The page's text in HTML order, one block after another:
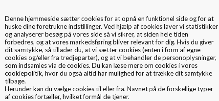
Denne hjemmeside sætter cookies for at opnå en funktionel side og for at
huske dine foretrukne indstillinger. Ved hjælp af cookies laver vi statistikker
og analyserer besøg på vores side så vi sikrer, at siden hele tiden
forbedres, og at vores markedsføring bliver relevant for dig. Hvis du giver
dit samtykke, så tillader du, at vi sætter cookies (enten i form af egne
cookies og/eller fra tredjeparter), og at vi behandler de personoplysninger,
som indsamles via de cookies. Du kan læse mere om cookies i vores
cookiepolitik, hvor du også altid har mulighed for at trække dit samtykke
tilbage.
Herunder kan du vælge cookies til eller fra. Navnet på de forskellige typer
af cookies fortæller, hvilket formål de tjener.
0
< Tilbage
FARVET BOMULD SHOPPER